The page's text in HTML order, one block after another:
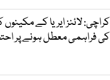
کی فراہمی معطل ہونے پر